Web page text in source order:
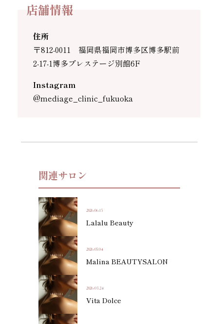
店舗情報
住所
〒812-0011 福岡県福岡市博多区博多駅前
2-17-1博多プレステージ別館6F
Instagram
@mediage_clinic_fukuoka
関連サロン
2026.06.15
Lalalu Beauty
2026.05.04
Malina BEAUTYSALON
2026.03.24
Vita Dolce